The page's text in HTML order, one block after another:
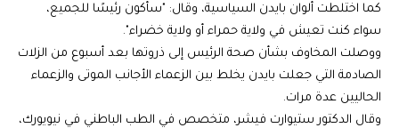
كما اختلطت ألوان بايدن السياسية، وقال: "سأكون رئيسًا للجميع،
سواء كنت تعيش في ولاية حمراء أو ولاية خضراء".
ووصلت المخاوف بشأن صحة الرئيس إلى ذروتها بعد أسبوع من الزلات
الصادمة التي جعلت بايدن يخلط بين الزعماء الأجانب الموتى والزعماء
الحاليين عدة مرات.
وقال الدكتور ستيوارت فيشر، متخصص في الطب الباطني في نيويورك،